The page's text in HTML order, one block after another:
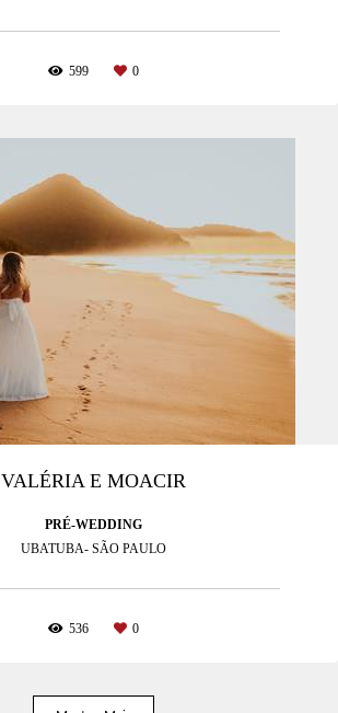
599 0
VALÉRIA E MOACIR
PRÉ-WEDDING
UBATUBA- SÃO PAULO
536 0